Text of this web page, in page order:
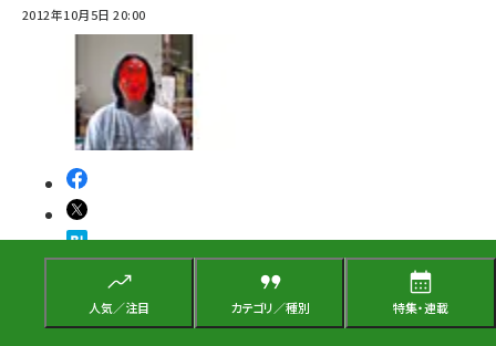
人気／注目 カテゴリ／種別 特集・連載
2012年10月5日 20:00
開発ツール
技術解説